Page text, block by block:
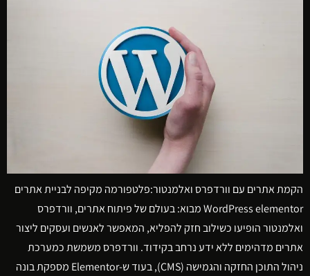
הקמת אתרים עם וורדפרס ואלמנטור:פלטפורמה מקיפה לבניית אתרים
WordPress elementor מבוא: בעולם של פיתוח אתרים, וורדפרס
ואלמנטור הופיעו כשילוב חזק להפליא, המאפשר לאנשים ועסקים ליצור
אתרים מדהימים ללא ידע נרחב בקידוד. וורדפרס משמשת כמערכת
ניהול התוכן החזקה והגמישה (CMS), בעוד ש-Elementor מספקת בונה